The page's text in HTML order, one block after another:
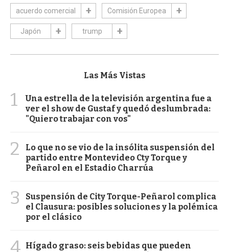
acuerdo comercial Comisión Europea
Japón trump
Las Más Vistas
1
Una estrella de la televisión argentina fue a
ver el show de Gustaf y quedó deslumbrada:
"Quiero trabajar con vos"
2
Lo que no se vio de la insólita suspensión del
partido entre Montevideo Cty Torque y
Peñarol en el Estadio Charrúa
3
Suspensión de City Torque-Peñarol complica
el Clausura: posibles soluciones y la polémica
por el clásico
4 Hígado graso: seis bebidas que pueden